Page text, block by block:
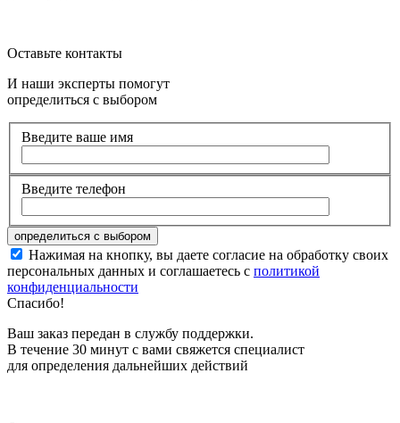
Оставьте контакты
И наши эксперты помогут
определиться с выбором
Введите ваше имя
Введите телефон
Нажимая на кнопку, вы даете согласие на обработку своих
персональных данных и соглашаетесь с политикой
конфиденциальности
Спасибо!
Ваш заказ передан в службу поддержки.
В течение 30 минут с вами свяжется специалист
для определения дальнейших действий